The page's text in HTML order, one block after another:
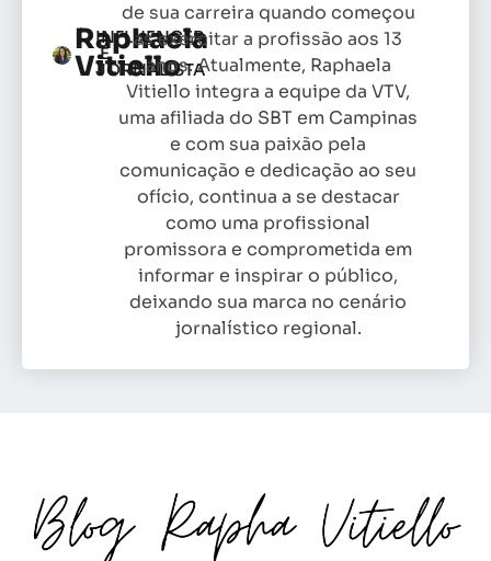
Raphaela
Vitiello
INFLUENCER
E
JORNALISTA
de sua carreira quando começou
as exercitar a profissão aos 13
anos. Atualmente, Raphaela
Vitiello integra a equipe da VTV,
uma afiliada do SBT em Campinas
e com sua paixão pela
comunicação e dedicação ao seu
ofício, continua a se destacar
como uma profissional
promissora e comprometida em
informar e inspirar o público,
deixando sua marca no cenário
jornalístico regional.